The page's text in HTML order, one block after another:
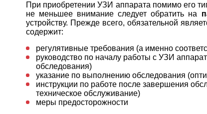
При приобретении УЗИ аппарата помимо его
не меньшее внимание следует обратить на
устройству. Прежде всего, обязательной
содержит:
регулятивные требования (а именно
руководство по началу работы с УЗИ
обследования)
указание по выполнению обследования
инструкции по работе после завершения
техническое обслуживание)
меры предосторожности